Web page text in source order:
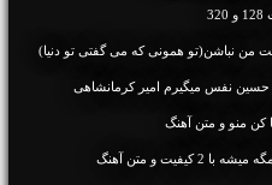
من نباشن(تو همونی که می گفتی تو دنیا)
حسین نفس میگیرم امیر کرمانشاهی
کن منو و متن آهنگ
و متن آهنگ